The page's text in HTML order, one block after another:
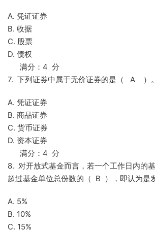
A. 凭证证券
B. 收据
C. 股票
D. 债权
满分：4 分
7. 下列证券中属于无价证券的是（ A ）。
A. 凭证证券
B. 商品证券
C. 货币证券
D. 资本证券
满分：4 分
8. 对开放式基金而言，若一个工作日内的
超过基金单位总份数的（ B ），即认为是
A. 5%
B. 10%
C. 15%